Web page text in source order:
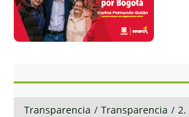
Transparencia / Transparencia / 2.